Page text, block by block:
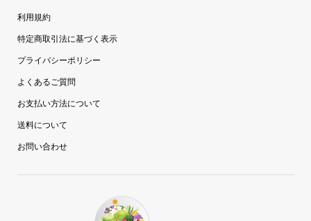
利用規約
特定商取引法に基づく表示
プライバシーポリシー
よくあるご質問
お支払い方法について
送料について
お問い合わせ